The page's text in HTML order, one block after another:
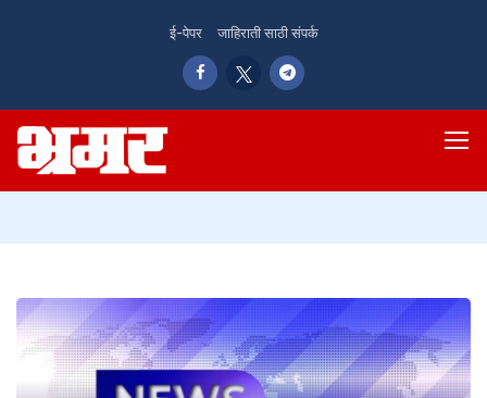
ई-पेपर जाहिराती साठी संपर्क